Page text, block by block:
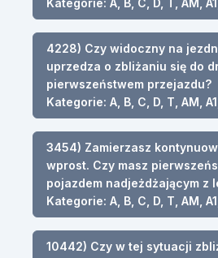
4228) Czy widoczny na
uprzedza o zbliżaniu się do
pierwszeństwem przejazdu?
Kategorie: A, B, C, D, T, AM,
3454) Zamierzasz
wprost. Czy masz
pojazdem nadjeżdżającym z
Kategorie: A, B, C, D, T, AM,
10442) Czy w tej sytuacji